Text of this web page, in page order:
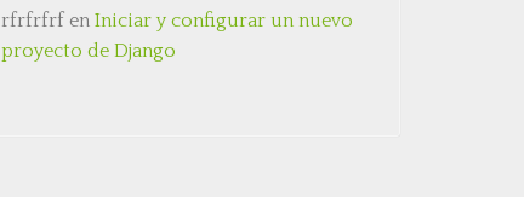
rfrfrfrf enIniciar y configurar un nuevo
proyecto de Django